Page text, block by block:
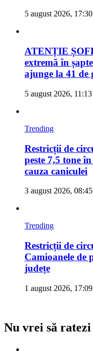
5 august 2026, 17:30
ATENȚIE
extremă în
ajunge la 41 de
5 august 2026, 11:13
Trending
Restricții de
peste 7,5 tone
cauza caniculei
3 august 2026, 08:45
Trending
Restricții de
Camioanele de
județe
1 august 2026, 17:09
Nu vrei să ratezi